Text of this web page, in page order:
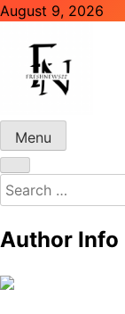
Skip
content
August 9, 2026
Freshnews22
Best News
Menu
Search
for:
Author Info